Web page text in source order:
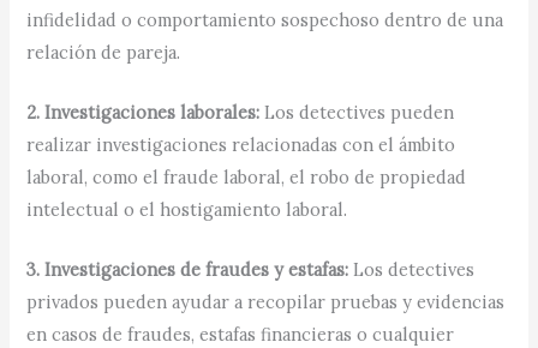
infidelidad o comportamiento sospechoso dentro de una
relación de pareja.
2. Investigaciones laborales: Los detectives pueden
realizar investigaciones relacionadas con el ámbito
laboral, como el fraude laboral, el robo de propiedad
intelectual o el hostigamiento laboral.
3. Investigaciones de fraudes y estafas: Los detectives
privados pueden ayudar a recopilar pruebas y evidencias
en casos de fraudes, estafas financieras o cualquier